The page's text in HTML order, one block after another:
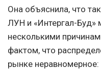
Она объяснила, что
ЛУН и «Интергал-Буд»
несколькими
фактом, что
рынке